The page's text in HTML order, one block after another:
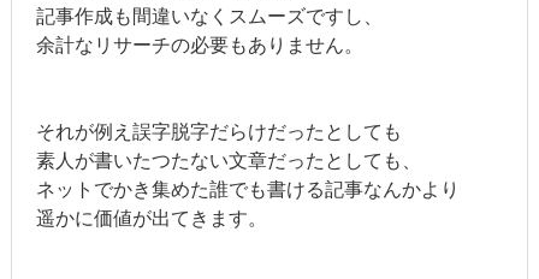
記事作成も間違いなくスムーズですし、
余計なリサーチの必要もありません。
それが例え誤字脱字だらけだったとしても
素人が書いたつたない文章だったとしても、
ネットでかき集めた誰でも書ける記事なんかより
遥かに価値が出てきます。